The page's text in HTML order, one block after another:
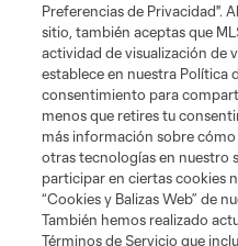
Terminos de servicio
Politica de
Do Not Sell or Share My Personal
©2026 MLS. The Major League
registered trademarks of Major
Preferencias de Privacidad".
sitio, también aceptas que
actividad de visualización de
establece en nuestra Política
consentimiento para
menos que retires tu
más información sobre
otras tecnologías en nuestro
participar en ciertas cookies
“Cookies y Balizas Web” de
También hemos realizado
Términos de Servicio que